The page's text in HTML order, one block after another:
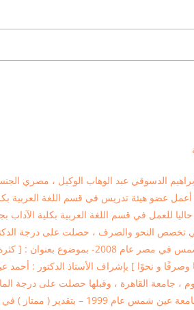
الدسوقي عبد الوهاب الوكيل ، مصري
3/1966 ، أعمل عضو هيئة تدريس في قسم اللغة
للعمل في قسم اللغة العربية بكلية الآداب
تخصص النحو والصرف ، حصلت على درجة
جامعة عين شمس في مصر عام 2008-
وصرفًا و نحوًا ] بإشراف الأستاذ الدكتور : أحمد
، جامعة القاهرة ، وقبلها حصلت على درجة
كلية التربية جامعة عين شمس عام